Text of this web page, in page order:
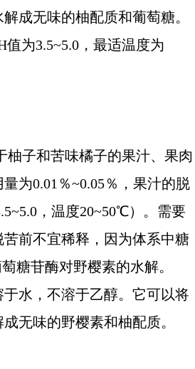
成无味的柚配质和葡萄糖。
为3.5~5.0，最适温度为
子和苦味橘子的果汁、果肉
为0.01％~0.05％，果汁的脱
，温度20~50℃）。需要
前不宜稀释，因为体系中糖
糖苷酶对野樱素的水解。
水，不溶于乙醇。它可以将
无味的野樱素和柚配质。